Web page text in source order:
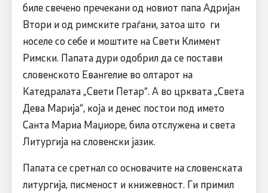
биле свечено пречекани од новиот папа Адријан
Втори и од римските граѓани, затоа што ги
носеле со себе и моштите на Свети Климент
Римски. Папата дури одобрил да се постави
словенското Евангелие во олтарот на
Катедралата „Свети Петар“. А во црквата „Света
Дева Марија“, која и денес постои под името
Санта Мариа Маџиоре, била отслужена и света
Литургија на словенски јазик.
Папата се сретнал со основачите на словенската
литургија, писменост и книжевност. Ги примил